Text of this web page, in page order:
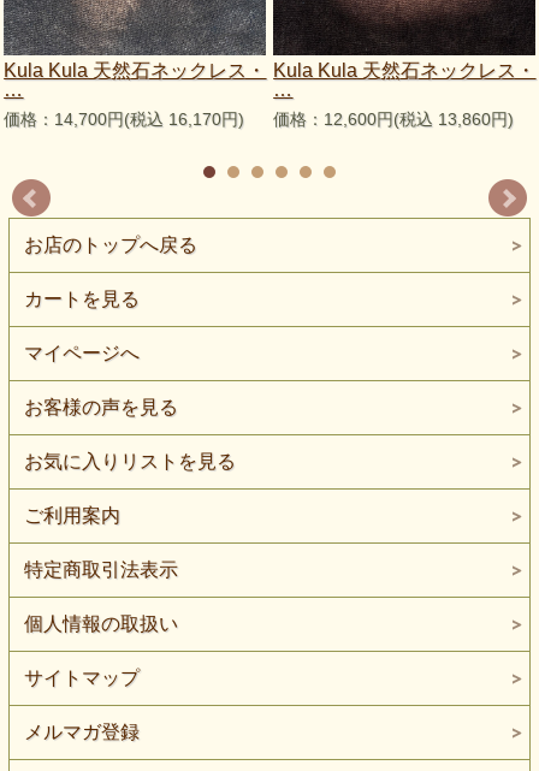
Kula Kula 天然石ネックレス・
…
価格：14,700円(税込 16,170円)
Kula Kula 天然石ネックレス・
…
価格：12,600円(税込 13,860円)
お店のトップへ戻る
カートを見る
マイページへ
お客様の声を見る
お気に入りリストを見る
ご利用案内
特定商取引法表示
個人情報の取扱い
サイトマップ
メルマガ登録